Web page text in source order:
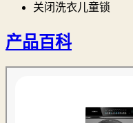
关闭洗衣儿童锁
产品百科